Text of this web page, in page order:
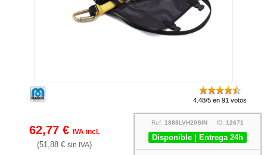
4.48/5 en 91 votos
62,77 € IVA incl.
(51,88 € sin IVA)
Ref: 1888LVH20SINID: 12671
Disponible | Entrega 24h